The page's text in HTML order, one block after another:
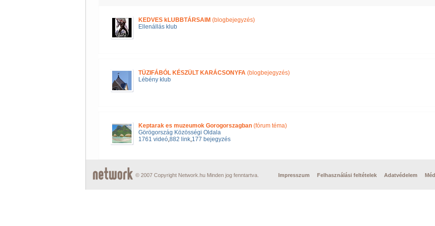
KEDVES kLUBBTÁRSAIM (blogbejegyzés)
Ellenállás klub
TÜZIFÁBÓL KÉSZÜLT KARÁCSONYFA (blogbejegyzés)
Lébény klub
Keptarak es muzeumok Gorogorszagban(fórum téma)
Görögország Közösségi Oldala
1761 videó,882 link,177 bejegyzés
© 2007 Copyright Network.hu Minden jog fenntartva. Impresszum Felhasználási feltételek Adatvédelem